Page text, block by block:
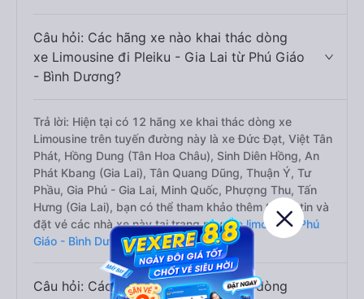
Câu hỏi: Các hãng xe nào khai thác dòng
xe Limousine đi Pleiku - Gia Lai từ Phú Giáo
- Bình Dương?
Trả lời: Hiện tại có 12 hãng xe khai thác dòng xe
Limousine trên tuyến đường này là xe Đức Đạt, Việt Tân
Phát, Hồng Dung (Tân Hoa Châu), Sinh Diên Hồng, An
Phát Kbang (Gia Lai), Tân Quang Dũng, Thuận Ý, Tư
Phầu, Gia Phú - Gia Lai, Minh Quốc, Phượng Thu, Tấn
Hưng (Gia Lai), bạn có thể tham khảo thêm thông tin và
đặt vé các nhà xe này tại trang này:Xe limousine Phú
Giáo - Bình Dương đi Pleiku - Gia Lai
Câu hỏi: Các hãng xe nào khai thác dòng